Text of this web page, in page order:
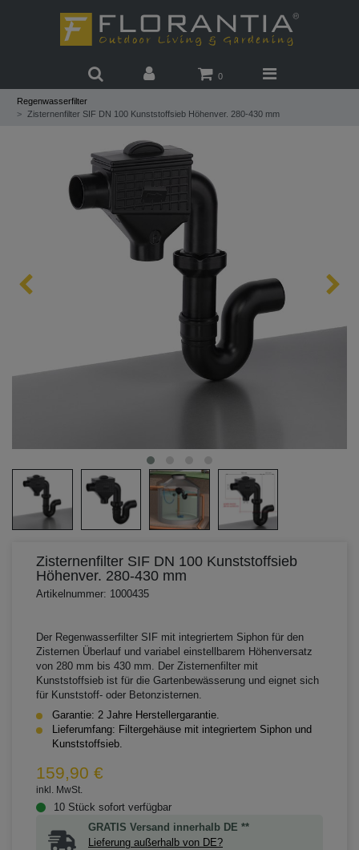
0
Regenwasserfilter
Zisternenfilter SIF DN 100 Kunststoffsieb Höhenver. 280-430 mm
Zisternenfilter SIF DN 100 Kunststoffsieb
Höhenver. 280-430 mm
Artikelnummer: 1000435
Der Regenwasserfilter SIF mit integriertem Siphon für den
Zisternen Überlauf und variabel einstellbarem Höhenversatz
von 280 mm bis 430 mm. Der Zisternenfilter mit
Kunststoffsieb ist für die Gartenbewässerung und eignet sich
für Kunststoff- oder Betonzisternen.
Garantie: 2 Jahre Herstellergarantie.
Lieferumfang: Filtergehäuse mit integriertem Siphon und
Kunststoffsieb.
159,90 €
inkl. MwSt.
10 Stück sofort verfügbar
GRATIS Versand innerhalb DE **
Lieferung außerhalb von DE?